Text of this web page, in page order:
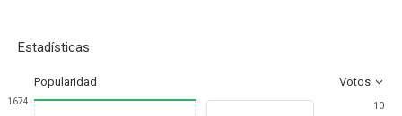
Estadísticas
Popularidad Votos
1674
10